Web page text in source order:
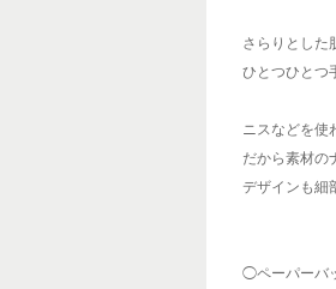
さらりとした
ひとつひとつ
ニスなどを使
だから素材の
デザインも細
◯ペーパーバ